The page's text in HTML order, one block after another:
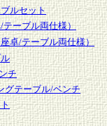
ルセット
テーブル両仕様）
卓/テーブル両仕様）
チ
グテーブル/ベンチ